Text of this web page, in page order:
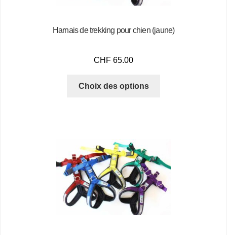
Harnais de trekking pour chien (jaune)
CHF 65.00
Choix des options